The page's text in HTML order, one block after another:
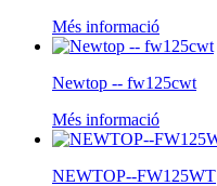
Més informació
Newtop -- fw125cwt
Més informació
NEWTOP--FW125WT